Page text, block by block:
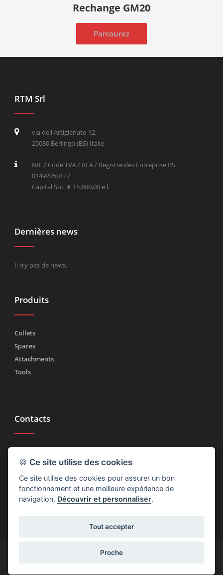
Rechange GM20
Parcourez
RTM Srl
via dell'Artigianato 12,
25030 Berlingo (BS) Italie
NIF / Code TVA / REA / Registre des Entreprise BS
01492750177
Capital Soc. € 15.600,00 e.l.
Dernières news
Il n’y pas de news.
Produits
Collets
Spares
Attachments
Tools
Contacts
Fax (+39) 030 2753090
info@rtmricambi.com
info@rtmricambi.com
🍪 Ce site utilise des cookies
Ce site utilise des cookies pour assurer un bon
fonctionnement et une meilleure expérience de
navigation. Découvrir et personnaliser.
Tout accepter
Proche